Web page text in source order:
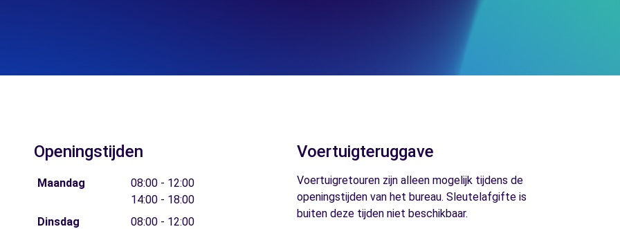
Openingstijden
Maandag
08:00 - 12:00
14:00 - 18:00
Dinsdag
08:00 - 12:00
Voertuigteruggave
Voertuigretouren zijn alleen mogelijk tijdens de
openingstijden van het bureau. Sleutelafgifte is
buiten deze tijden niet beschikbaar.